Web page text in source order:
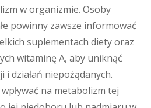
w organizmie. Osoby
powinny zawsze informować
suplementach diety oraz
witaminę A, aby uniknąć
działań niepożądanych.
na metabolizm tej